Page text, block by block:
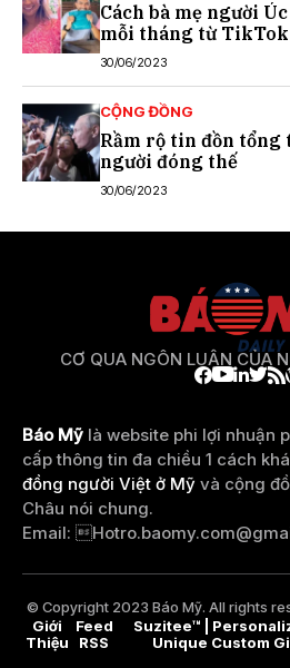
Cách bà mẹ người
mỗi tháng từ TikTok
30/06/2023
CỘNG ĐỒNG
Rầm rộ tin đồn tổng
người đóng thế
30/06/2023
CƠ QUA NGÔN LUẬN CỦA
Báo Mỹ là website phi lợi nhuận
cấp thông tin đa chiều 1 cách
đồng người Việt ở Mỹ và cộng
Châu nói chung.
Email: 
© Copyright 2023 Báo Mỹ. All rights
Giới
Thiệu
Feed
RSS
Suzitee™ |
Unique Custom